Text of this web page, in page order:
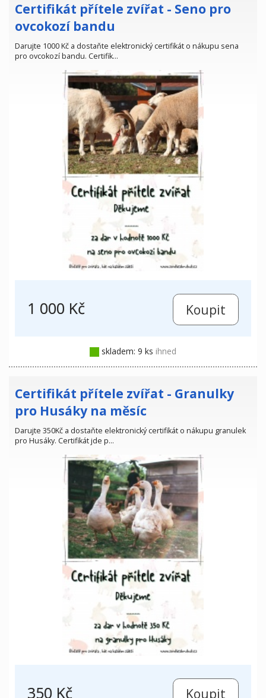
Certifikát přítele zvířat - Seno pro
ovcokozí bandu
Darujte 1000 Kč a dostaňte elektronický certifikát o nákupu sena
pro ovcokozí bandu. Certifik…
1 000 Kč
skladem: 9 ks ihned
Certifikát přítele zvířat - Granulky
pro Husáky na měsíc
Darujte 350Kč a dostaňte elektronický certifikát o nákupu granulek
pro Husáky. Certifikát jde p…
350 Kč